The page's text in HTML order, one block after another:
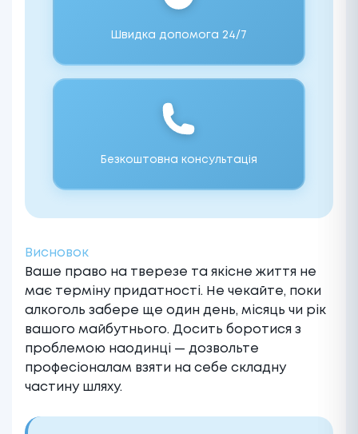
Швидка допомога 24/7
Безкоштовна консультація
Висновок
Ваше право на тверезе та якісне життя не
має терміну придатності. Не чекайте, поки
алкоголь забере ще один день, місяць чи рік
вашого майбутнього. Досить боротися з
проблемою наодинці — дозвольте
професіоналам взяти на себе складну
частину шляху.